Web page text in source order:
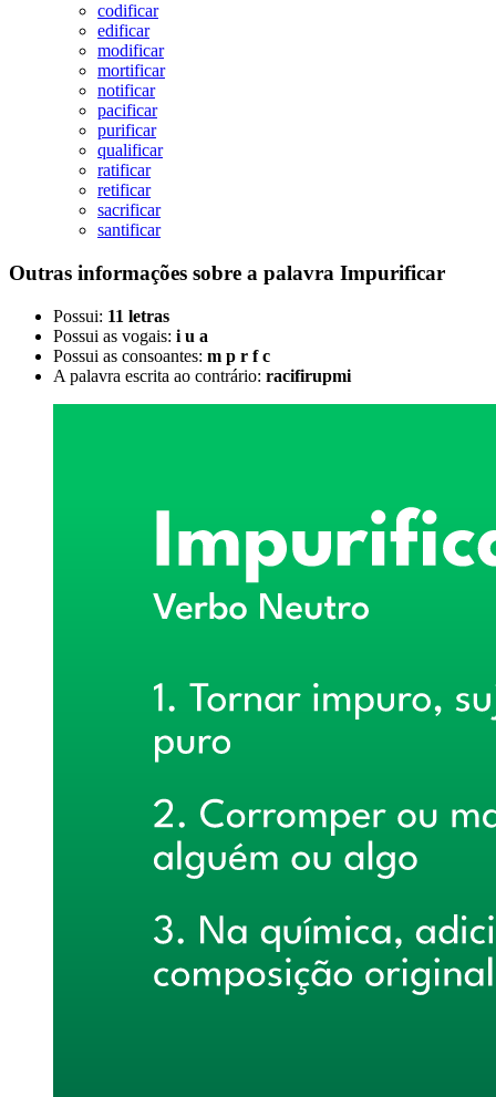
codificar
edificar
modificar
mortificar
notificar
pacificar
purificar
qualificar
ratificar
retificar
sacrificar
santificar
Outras informações sobre a palavra Impurificar
Possui: 11 letras
Possui as vogais: i u a
Possui as consoantes: m p r f c
A palavra escrita ao contrário: racifirupmi